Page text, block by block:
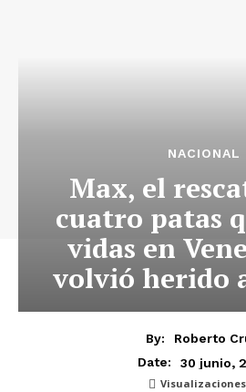
NACIONAL
Max, el
cuatro patas
vidas en
volvió herido
By:
Roberto
Date:
30 junio,
Visualizaciones